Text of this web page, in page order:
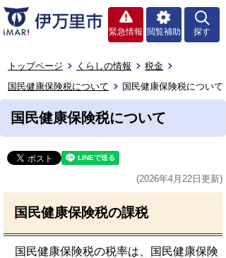
緊急情報 閲覧補助 探す
トップページ くらしの情報
税金
国民健康保険税について
国民健康保険税について
国民健康保険税について
(2026年4月22日更新)
国民健康保険税の課税
国民健康保険税の税率は、国民健康保険